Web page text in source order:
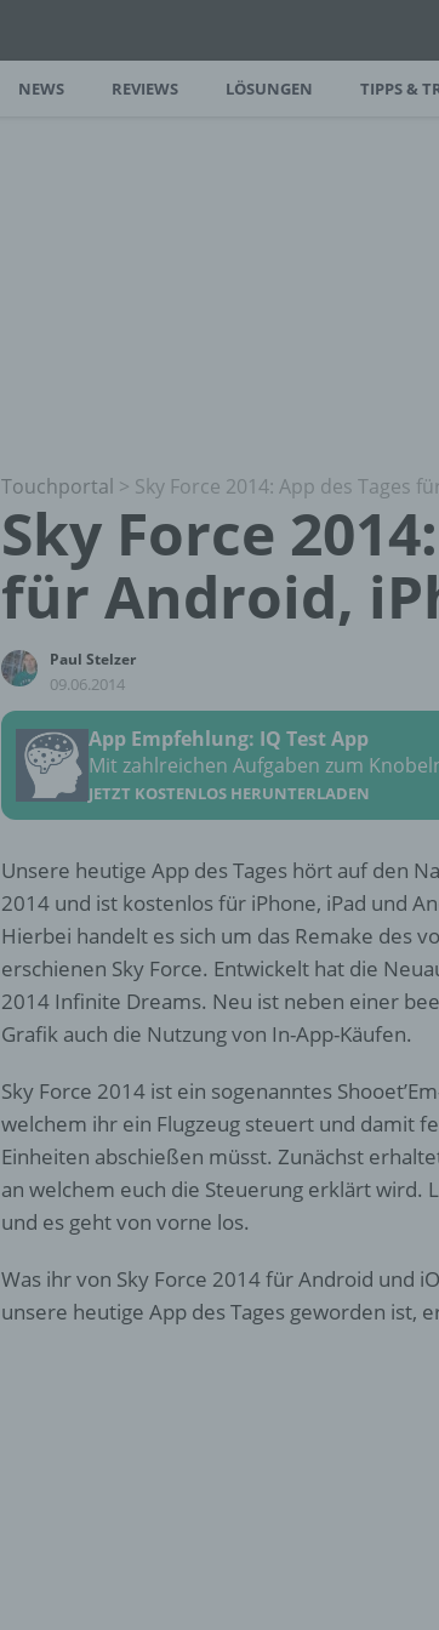
NEWS REVIEWS LÖSUNGEN TIPPS &
Touchportal > Sky Force 2014: App des Tages
Sky Force
für Android,
Paul Stelzer
09.06.2014
App Empfehlung: IQ Test App
Mit zahlreichen Aufgaben zum
JETZT KOSTENLOS HERUNTERLADEN
Unsere heutige App des Tages hört auf den
2014 und ist kostenlos für iPhone, iPad und
Hierbei handelt es sich um das Remake des
erschienen Sky Force. Entwickelt hat die
2014 Infinite Dreams. Neu ist neben einer
Grafik auch die Nutzung von In-App-Käufen.
Sky Force 2014 ist ein sogenanntes
welchem ihr ein Flugzeug steuert und damit
Einheiten abschießen müsst. Zunächst
an welchem euch die Steuerung erklärt wird.
und es geht von vorne los.
Was ihr von Sky Force 2014 für Android und
unsere heutige App des Tages geworden ist,